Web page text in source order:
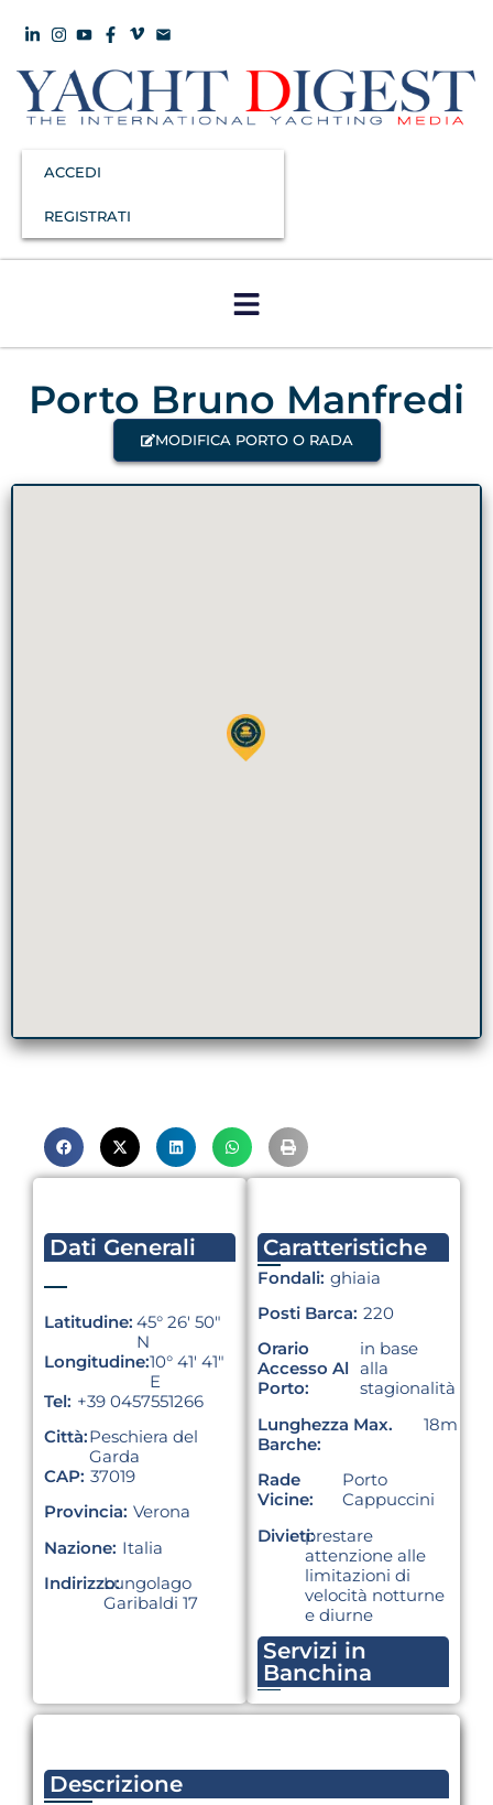
ACCEDI
REGISTRATI
Porto Bruno Manfredi
MODIFICA PORTO O RADA
Dati Generali
Latitudine: 45° 26′ 50″
N
Longitudine:10° 41′ 41″
E
Tel: +39 0457551266
Città:Peschiera del
Garda
CAP: 37019
Provincia: Verona
Nazione: Italia
Indirizzo:Lungolago
Garibaldi 17
Caratteristiche
Fondali: ghiaia
Posti Barca: 220
Orario
Accesso Al
Porto:
in base
alla
stagionalità
Lunghezza Max.
Barche:
18m
Rade
Vicine:
Porto
Cappuccini
Divieti:prestare
attenzione alle
limitazioni di
velocità notturne
e diurne
Servizi in
Banchina
Descrizione